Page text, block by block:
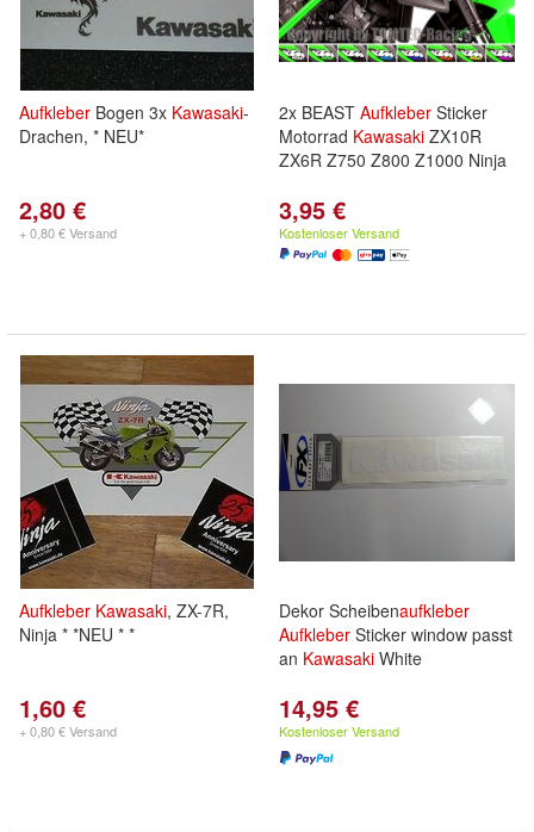
Aufkleber Bogen 3x Kawasaki-
Drachen, * NEU*
2,80 €
+ 0,80 € Versand
2x BEAST Aufkleber Sticker
Motorrad Kawasaki ZX10R
ZX6R Z750 Z800 Z1000 Ninja
3,95 €
Kostenloser Versand
Aufkleber Kawasaki, ZX-7R,
Ninja * *NEU * *
1,60 €
+ 0,80 € Versand
Dekor Scheibenaufkleber
Aufkleber Sticker window passt
an Kawasaki White
14,95 €
Kostenloser Versand